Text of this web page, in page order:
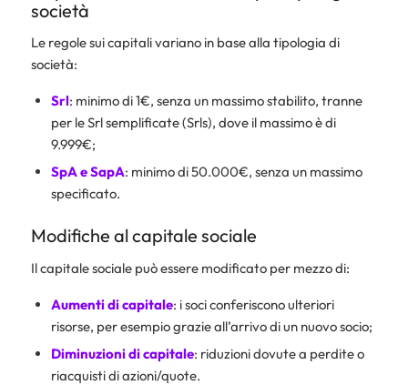
società
Le regole sui capitali variano in base alla tipologia di
società:
Srl: minimo di 1€, senza un massimo stabilito, tranne
per le Srl semplificate (Srls), dove il massimo è di
9.999€;
SpA e SapA: minimo di 50.000€, senza un massimo
specificato.
Modifiche al capitale sociale
Il capitale sociale può essere modificato per mezzo di:
Aumenti di capitale: i soci conferiscono ulteriori
risorse, per esempio grazie all’arrivo di un nuovo socio;
Diminuzioni di capitale: riduzioni dovute a perdite o
riacquisti di azioni/quote.